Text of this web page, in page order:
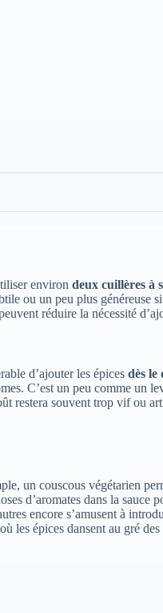
environ deux cuillères à
ou un peu plus généreuse
réduire la nécessité
d’ajouter les épices dès le
C’est un peu comme un
restera souvent trop vif ou
un couscous végétarien
d’aromates dans la sauce
encore s’amusent à
les épices dansent au gré